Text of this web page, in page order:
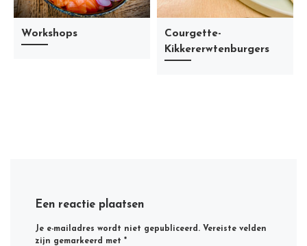
Workshops
Courgette-
Kikkererwtenburgers
Een reactie plaatsen
Je e-mailadres wordt niet gepubliceerd. Vereiste velden
zijn gemarkeerd met*